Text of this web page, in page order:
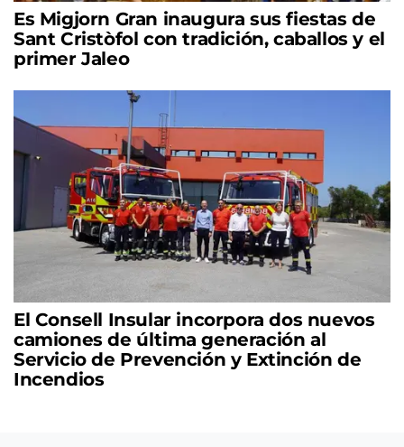
Es Migjorn Gran inaugura sus fiestas de
Sant Cristòfol con tradición, caballos y el
primer Jaleo
El Consell Insular incorpora dos nuevos
camiones de última generación al
Servicio de Prevención y Extinción de
Incendios